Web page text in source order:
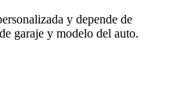
y depende de
garaje y modelo del auto.